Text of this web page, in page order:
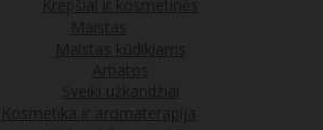
Krepšiai ir kosmetinės
Maistas
Maistas kūdikiams
Arbatos
Sveiki užkandžiai
Kosmetika ir aromaterapija